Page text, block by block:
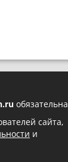
обязательна
сайта,
и